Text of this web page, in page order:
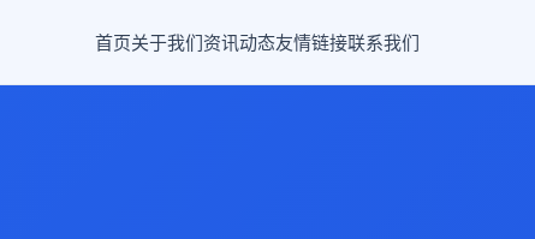
首页关于我们资讯动态友情链接联系我们